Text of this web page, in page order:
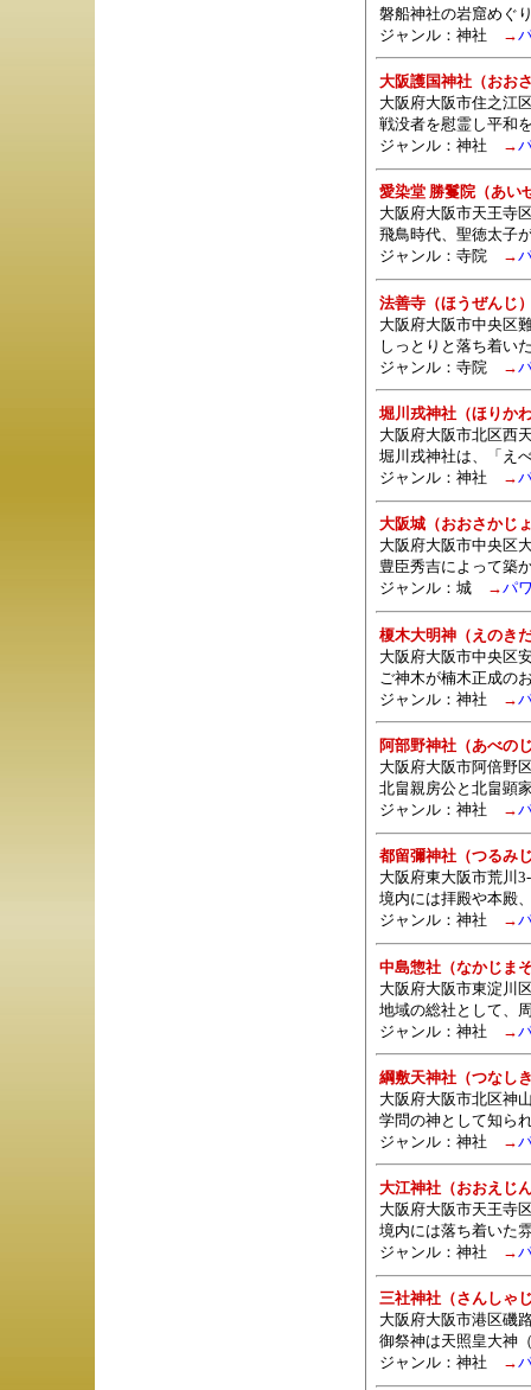
磐船神社の岩窟めぐ
ジャンル： 神社 →
大阪護国神社（おお
大阪府大阪市住之江
戦没者を慰霊し平和
ジャンル： 神社 →
愛染堂 勝鬘院（あい
大阪府大阪市天王寺
飛鳥時代、聖徳太子
ジャンル： 寺院→
法善寺（ほうぜんじ
大阪府大阪市中央区
しっとりと落ち着い
ジャンル： 寺院→
堀川戎神社（ほりか
大阪府大阪市北区西
堀川戎神社は、「え
ジャンル： 神社 →
大阪城（おおさかじ
大阪府大阪市中央区
豊臣秀吉によって築
ジャンル：城→パ
榎木大明神（えのき
大阪府大阪市中央区
ご神木が楠木正成の
ジャンル： 神社 →
阿部野神社（あべの
大阪府大阪市阿倍野
北畠親房公と北畠顕
ジャンル： 神社 →
都留彌神社（つるみ
大阪府東大阪市荒川
境内には拝殿や本殿
ジャンル： 神社 →
中島惣社（なかじま
大阪府大阪市東淀川
地域の総社として、
ジャンル： 神社 →
綱敷天神社（つなし
大阪府大阪市北区神
学問の神として知ら
ジャンル： 神社 →
大江神社（おおえじ
大阪府大阪市天王寺
境内には落ち着いた
ジャンル： 神社 →
三社神社（さんしゃ
大阪府大阪市港区磯
御祭神は天照皇大神
ジャンル： 神社 →